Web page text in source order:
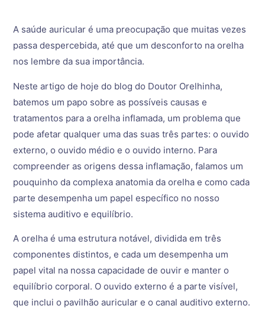
A saúde auricular é uma preocupação que muitas vezes
passa despercebida, até que um desconforto na orelha
nos lembre da sua importância.
Neste artigo de hoje do blog do Doutor Orelhinha,
batemos um papo sobre as possíveis causas e
tratamentos para a orelha inflamada, um problema que
pode afetar qualquer uma das suas três partes: o ouvido
externo, o ouvido médio e o ouvido interno. Para
compreender as origens dessa inflamação, falamos um
pouquinho da complexa anatomia da orelha e como cada
parte desempenha um papel específico no nosso
sistema auditivo e equilíbrio.
A orelha é uma estrutura notável, dividida em três
componentes distintos, e cada um desempenha um
papel vital na nossa capacidade de ouvir e manter o
equilíbrio corporal. O ouvido externo é a parte visível,
que inclui o pavilhão auricular e o canal auditivo externo.